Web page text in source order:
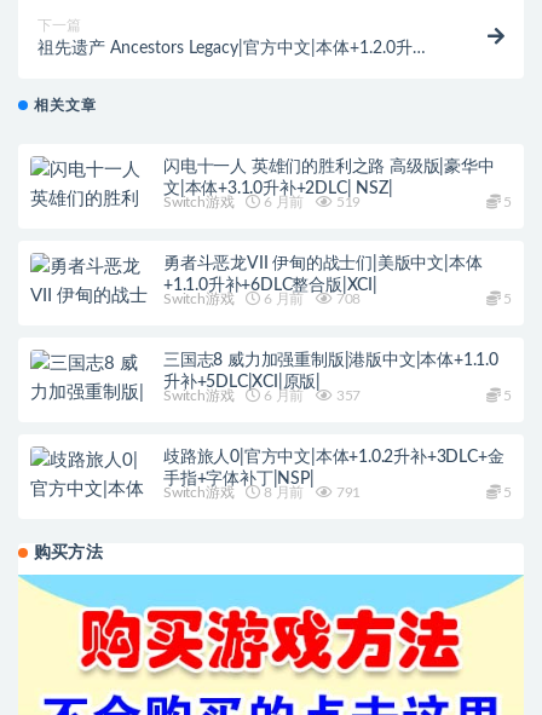
下一篇
祖先遗产 Ancestors Legacy|官方中文|本体+1.2.0升
相关文章
闪电十一人 英雄们的胜利之路 高级版|豪华中
文|本体+3.1.0升补+2DLC| NSZ|
Switch游戏 6 月前 519 5
勇者斗恶龙VII 伊甸的战士们|美版中文|本体
+1.1.0升补+6DLC整合版|XCI|
Switch游戏 6 月前 708 5
三国志8 威力加强重制版|港版中文|本体+1.1.0
升补+5DLC|XCI|原版|
Switch游戏 6 月前 357 5
歧路旅人0|官方中文|本体+1.0.2升补+3DLC+金
手指+字体补丁|NSP|
Switch游戏 8 月前 791 5
购买方法